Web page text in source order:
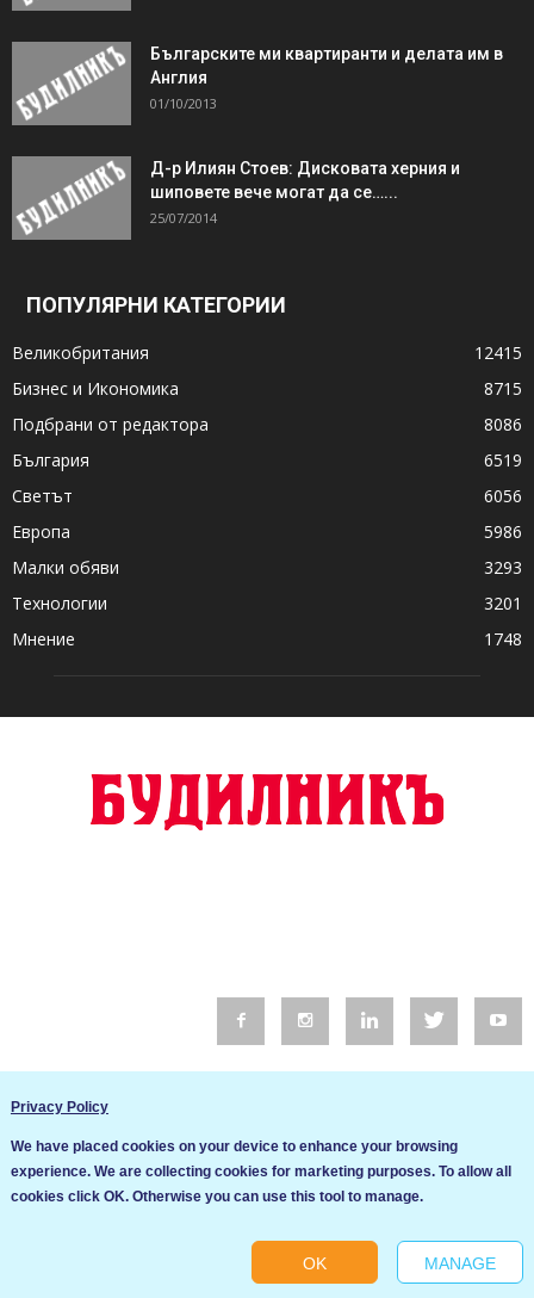
Българските ми квартиранти и делата им в
Англия
01/10/2013
Д-р Илиян Стоев: Дисковата херния и
шиповете вече могат да се…...
25/07/2014
ПОПУЛЯРНИ КАТЕГОРИИ
Великобритания
12415
Бизнес и Икономика
8715
Подбрани от редактора
8086
България
6519
Светът
6056
Европа
5986
Малки обяви
3293
Технологии
3201
Мнение
1748
Общи условия
Cookie settings
Privacy Policy
We have placed cookies on your device to enhance your browsing
experience. We are collecting cookies for marketing purposes. To allow all
cookies click OK. Otherwise you can use this tool to manage.
OK MANAGE
Ние използваме бисквитки за да подобрим услугите си. Ако
продължите да посещавате този сайт, ние приемаме, че се